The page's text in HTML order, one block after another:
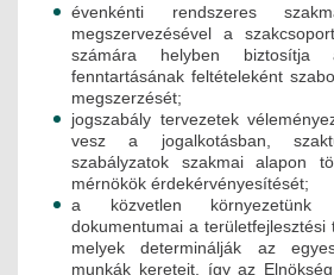
HÍRKÖZLÉSI ÉS INFORMATIKAI
HÍREK
KÉPZÉSEK
TOVÁBBKÉPZÉSI KÖTELEZETTSÉGEK
JOGI KÖTELEZETTSÉGEK
évenkénti rendszeres
megszervezésével a
számára helyben biztosítja
fenntartásának feltételeként
megszerzését;
jogszabály tervezetek
vesz a jogalkotásban,
szabályzatok szakmai alapon
mérnökök érdekérvényesítését;
a közvetlen környezetünk
dokumentumai a területfejlesztési
melyek determinálják az
munkák kereteit, így az